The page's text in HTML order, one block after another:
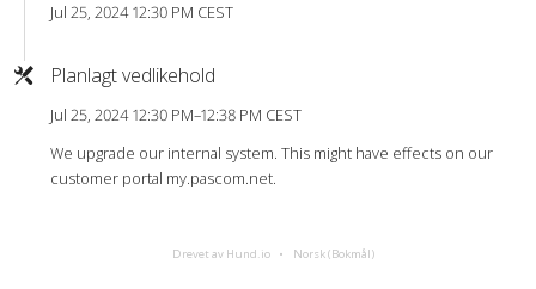
Jul 25, 2024 12:30 PM CEST
Planlagt vedlikehold
Jul 25, 2024 12:30 PM–12:38 PM CEST
We upgrade our internal system. This might have effects on our
customer portal my.pascom.net.
Drevet av Hund.io Norsk (Bokmål)